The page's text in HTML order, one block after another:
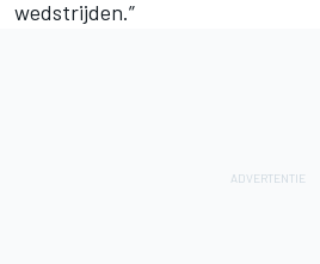
wedstrijden.”